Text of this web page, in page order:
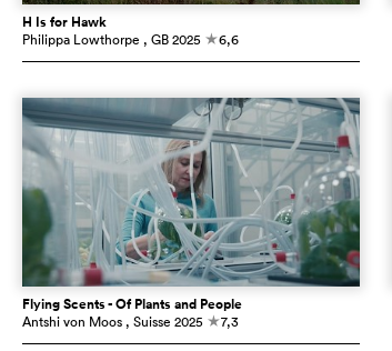
H Is for Hawk
Philippa Lowthorpe , GB2025 c6,6
Flying Scents - Of Plants and People
Antshi von Moos , Suisse 2025 c7,3